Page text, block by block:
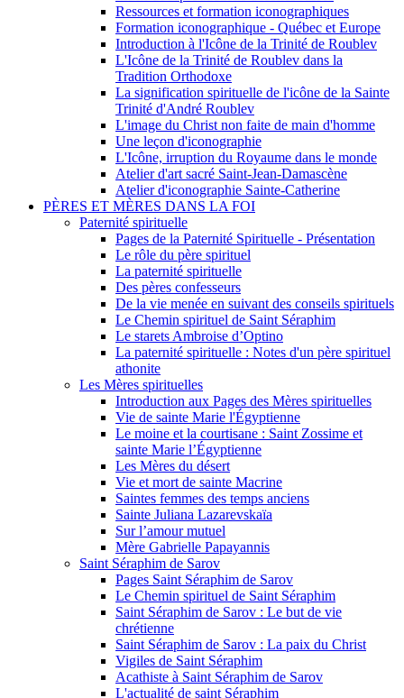
Ressources et formation iconographiques
Formation iconographique - Québec et Europe
Introduction à l'Icône de la Trinité de Roublev
L'Icône de la Trinité de Roublev dans la
Tradition Orthodoxe
La signification spirituelle de l'icône de la Sainte
Trinité d'André Roublev
L'image du Christ non faite de main d'homme
Une leçon d'iconographie
L'Icône, irruption du Royaume dans le monde
Atelier d'art sacré Saint-Jean-Damascène
Atelier d'iconographie Sainte-Catherine
PÈRES ET MÈRES DANS LA FOI
Paternité spirituelle
Pages de la Paternité Spirituelle - Présentation
Le rôle du père spirituel
La paternité spirituelle
Des pères confesseurs
De la vie menée en suivant des conseils spirituels
Le Chemin spirituel de Saint Séraphim
Le starets Ambroise d’Optino
La paternité spirituelle : Notes d'un père spirituel
athonite
Les Mères spirituelles
Introduction aux Pages des Mères spirituelles
Vie de sainte Marie l'Égyptienne
Le moine et la courtisane : Saint Zossime et
sainte Marie l’Égyptienne
Les Mères du désert
Vie et mort de sainte Macrine
Saintes femmes des temps anciens
Sainte Juliana Lazarevskaïa
Sur l’amour mutuel
Mère Gabrielle Papayannis
Saint Séraphim de Sarov
Pages Saint Séraphim de Sarov
Le Chemin spirituel de Saint Séraphim
Saint Séraphim de Sarov : Le but de vie
chrétienne
Saint Séraphim de Sarov : La paix du Christ
Vigiles de Saint Séraphim
Acathiste à Saint Séraphim de Sarov
L'actualité de saint Séraphim